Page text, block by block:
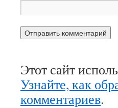
Этот сайт
Узнайте, как
комментариев.